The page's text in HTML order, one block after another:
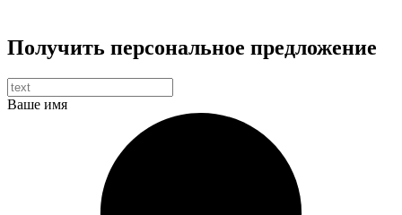
Получить персональное предложение
Ваше имя